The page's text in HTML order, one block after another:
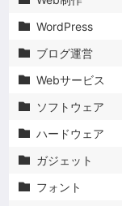
 WordPress
 ブログ運営
 Webサービス
 ソフトウェア
 ハードウェア
 ガジェット
 フォント